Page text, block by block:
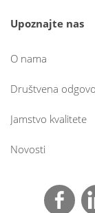
Upoznajte nas
O nama
Društvena
Jamstvo kvalitete
Novosti